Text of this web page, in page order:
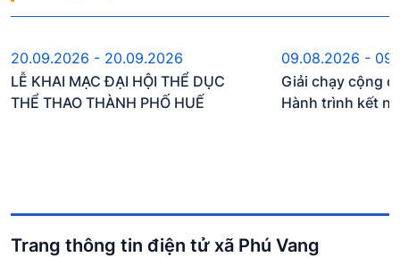
Sự kiện sắp diễn ra
20.09.2026 - 20.09.2026
LỄ KHAI MẠC ĐẠI HỘI THỂ DỤC
THỂ THAO THÀNH PHỐ HUẾ
Sự kiện
09.08.2026 -
Giải chạy cộng
Hành trình kết
Trang thông tin điện tử xã Phú Vang